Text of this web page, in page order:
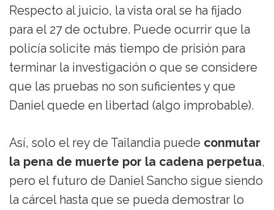
Respecto al juicio, la vista oral se ha fijado
para el 27 de octubre. Puede ocurrir que la
policía solicite más tiempo de prisión para
terminar la investigación o que se considere
que las pruebas no son suficientes y que
Daniel quede en libertad (algo improbable).
Así, solo el rey de Tailandia puede conmutar
la pena de muerte por la cadena perpetua,
pero el futuro de Daniel Sancho sigue siendo
la cárcel hasta que se pueda demostrar lo